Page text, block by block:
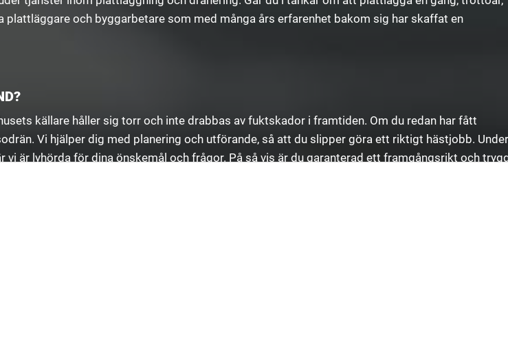
och byggarbetare som med många års erfarenhet bakom sig har skaffat en
källare håller sig torr och inte drabbas av fuktskador i framtiden. Om du redan har fått
Vi hjälper dig med planering och utförande, så att du slipper göra ett riktigt hästjobb. Under
är lyhörda för dina önskemål och frågor. På så vis är du garanterad ett framgångsrikt och